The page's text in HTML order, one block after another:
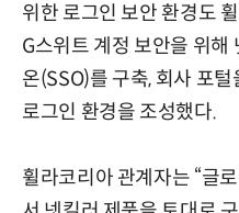
위한 로그인 보안 환경도
G스위트 계정 보안을 위
온(SSO)를 구축, 회사 포
로그인 환경을 조성했다.
휠라코리아 관계자는 “글